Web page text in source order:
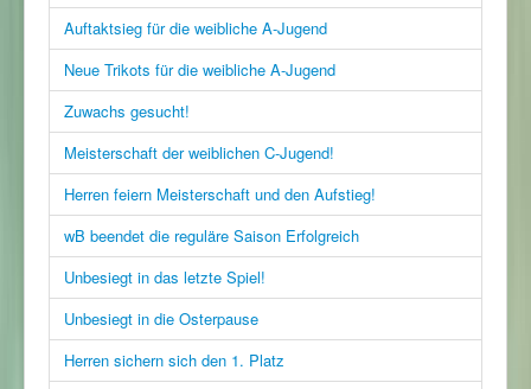
Auftaktsieg für die weibliche A-Jugend
Neue Trikots für die weibliche A-Jugend
Zuwachs gesucht!
Meisterschaft der weiblichen C-Jugend!
Herren feiern Meisterschaft und den Aufstieg!
wB beendet die reguläre Saison Erfolgreich
Unbesiegt in das letzte Spiel!
Unbesiegt in die Osterpause
Herren sichern sich den 1. Platz